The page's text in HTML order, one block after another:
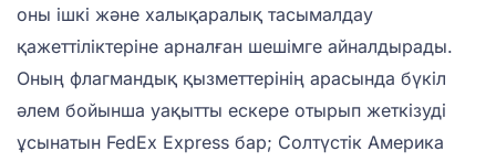
оны ішкі және халықаралық тасымалдау
қажеттіліктеріне арналған шешімге айналдырады.
Оның флагмандық қызметтерінің арасында бүкіл
әлем бойынша уақытты ескере отырып жеткізуді
ұсынатын FedEx Express бар; Солтүстік Америка